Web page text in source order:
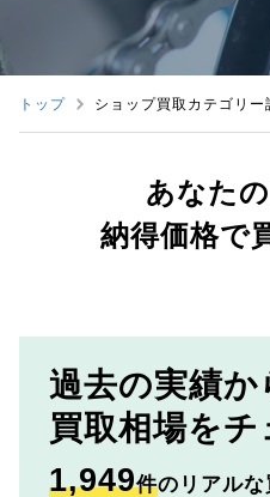
トップ ショップ買取カテゴリー
あなたの
納得価格で
過去の実績か
買取相場をチ
1,949件のリアルな